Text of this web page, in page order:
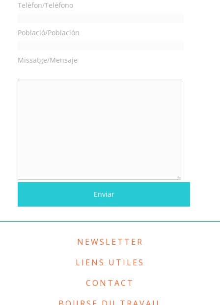
Telèfon/Teléfono
Població/Población
Missatge/Mensaje
NEWSLETTER
LIENS UTILES
CONTACT